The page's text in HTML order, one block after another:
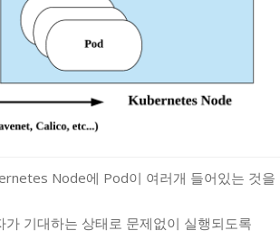
Node에 Pod이 여러개 들어있는 것을
기대하는 상태로 문제없이 실행되도록